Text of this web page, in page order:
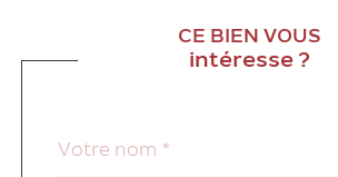
CE BIEN VOUS
intéresse ?
*